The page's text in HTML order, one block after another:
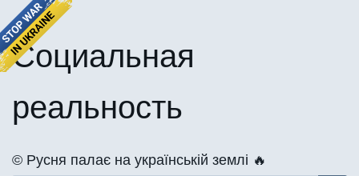
Социальная
реальность
©️ Русня палає на українській землі 🔥